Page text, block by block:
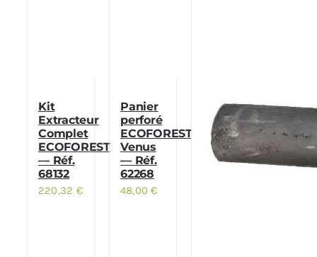
Kit
Extracteur
Complet
ECOFOREST
— Réf.
68132
220,32 €
Panier
perforé
ECOFOREST
Venus
— Réf.
62268
48,00€